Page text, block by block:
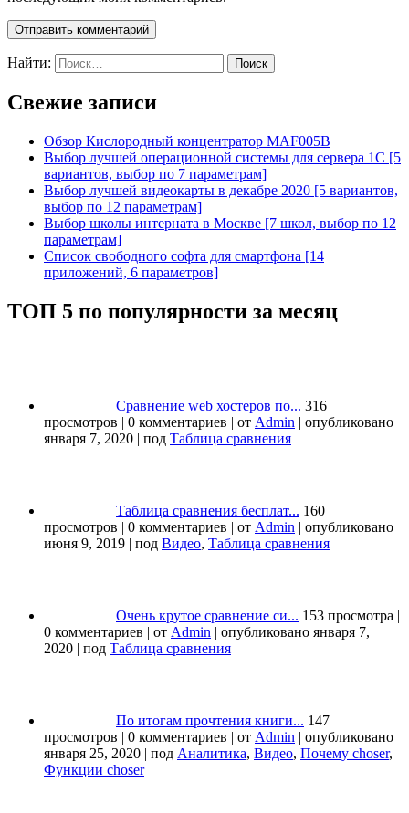
Найти:
Свежие записи
Обзор Кислородный концентратор MAF005B
Выбор лучшей операционной системы для сервера 1С [5
вариантов, выбор по 7 параметрам]
Выбор лучшей видеокарты в декабре 2020 [5 вариантов,
выбор по 12 параметрам]
Выбор школы интерната в Москве [7 школ, выбор по 12
параметрам]
Список свободного софта для смартфона [14
приложений, 6 параметров]
ТОП 5 по популярности за месяц
Сравнение web хостеров по... 316
просмотров | 0 комментариев | от Admin | опубликовано
января 7, 2020 | под Таблица сравнения
Таблица сравнения бесплат... 160
просмотров | 0 комментариев | от Admin | опубликовано
июня 9, 2019 | под Видео, Таблица сравнения
Очень крутое сравнение си... 153 просмотра |
0 комментариев | от Admin | опубликовано января 7,
2020 | под Таблица сравнения
По итогам прочтения книги... 147
просмотров | 0 комментариев | от Admin | опубликовано
января 25, 2020 | под Аналитика, Видео, Почему choser,
Функции choser